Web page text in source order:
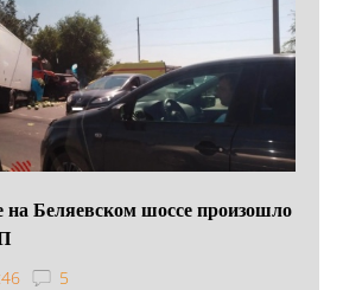
на Беляевском шоссе произошло
5